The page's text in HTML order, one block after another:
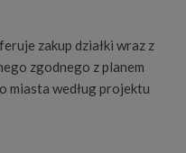
zakup działki wraz z
zgodnego z planem
miasta według projektu